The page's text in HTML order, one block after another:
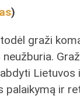
)
graži
Lietuvos
palaikymą ir